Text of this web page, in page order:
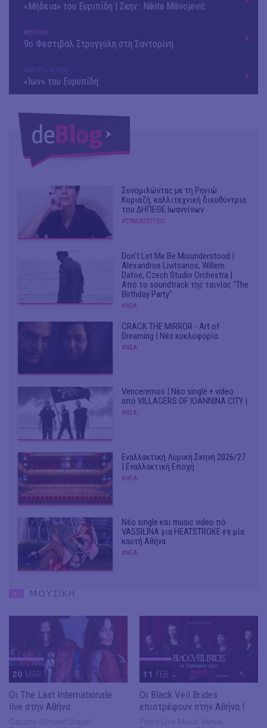
«Μήδεια» του Ευριπίδη | Σκην.: Nikita Milivojević
ΜΟΥΣΙΚΗ
9o Φεστιβάλ Στρογγύλη στη Σαντορίνη
ΘΕΑΤΡΟ / ΧΟΡΟΣ
«Ίων» του Ευρυπίδη
Συνομιλώντας με τη Ρηνιώ
Κυριαζή, καλλιτεχνική διευθύντρια
του ΔΗΠΕΘΕ Ιωαννίνων
#ΣΥΝΕΝΤΕΥΞΕΙΣ
Don't Let Me Be Misunderstood |
Alexandros Livitsanos, Willem
Dafoe, Czech Studio Orchestra |
Από το soundtrack της ταινίας "The
Birthday Party"
#ΝΕΑ
CRACK THE MIRROR - Art of
Dreaming | Νέα κυκλοφορία
#ΝΕΑ
Venceremos | Νέο single + video
από VILLAGERS OF IOANNINA CITY |
#ΝΕΑ
Εναλλακτική Λυρική Σκηνή 2026/27
| Εναλλακτική Εποχή
#ΝΕΑ
Νέο single και music video πό
VASSIŁINA για HEATSTROKE σε μία
καυτή Αθήνα
#ΝΕΑ
ΜΟΥΣΙΚΗ
20 MAR
Οι The Last Internationale
live στην Αθήνα
11 FEB
Οι Black Veil Brides
επιστρέφουν στην Αθήνα !